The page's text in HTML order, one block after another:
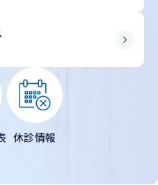
休診情報